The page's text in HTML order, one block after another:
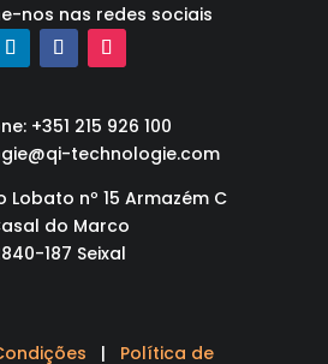
nos nas redes sociais
+351 215 926 100
technologie.com
Lobato nº 15 Armazém C
do Marco
187 Seixal
| Política de